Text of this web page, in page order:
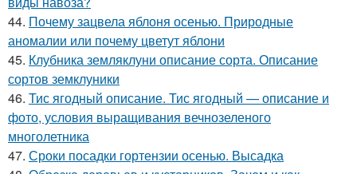
44. Почему зацвела яблоня осенью. Природные
аномалии или почему цветут яблони
45. Клубника земляклуни описание сорта. Описание
сортов земклуники
46. Тис ягодный описание. Тис ягодный — описание и
фото, условия выращивания вечнозеленого
многолетника
47. Сроки посадки гортензии осенью. Высадка